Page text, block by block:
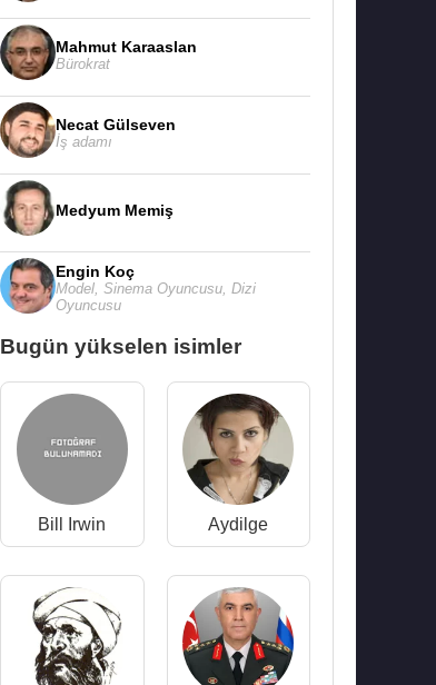
Mahmut Karaaslan
Bürokrat
Necat Gülseven
İş adamı
Medyum Memiş
Engin Koç
Model, Sinema Oyuncusu, Dizi
Oyuncusu
Bugün yükselen isimler
Bill Irwin Aydilge